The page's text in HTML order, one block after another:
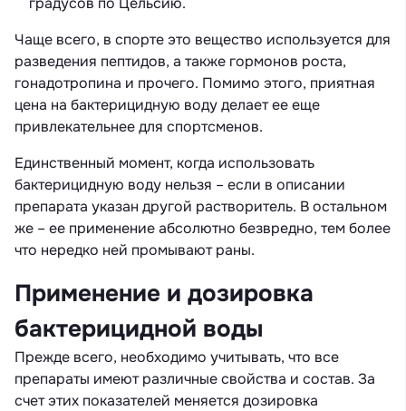
Чаще всего, в спорте это вещество используется для
разведения пептидов, а также гормонов роста,
гонадотропина и прочего. Помимо этого, приятная
цена на бактерицидную воду делает ее еще
привлекательнее для спортсменов.
Единственный момент, когда использовать
бактерицидную воду нельзя – если в описании
препарата указан другой растворитель. В остальном
же – ее применение абсолютно безвредно, тем более
что нередко ней промывают раны.
Применение и дозировка
бактерицидной воды
Прежде всего, необходимо учитывать, что все
препараты имеют различные свойства и состав. За
счет этих показателей меняется дозировка